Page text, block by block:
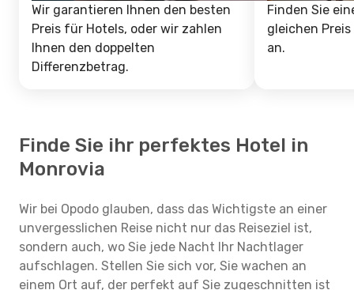
Wir garantieren Ihnen den besten
Preis für Hotels, oder wir zahlen
Ihnen den doppelten
Differenzbetrag.
Finden Sie
gleichen
an.
Finde Sie ihr perfektes Hotel in
Monrovia
Wir bei Opodo glauben, dass das Wichtigste an einer
unvergesslichen Reise nicht nur das Reiseziel ist,
sondern auch, wo Sie jede Nacht Ihr Nachtlager
aufschlagen. Stellen Sie sich vor, Sie wachen an
einem Ort auf, der perfekt auf Sie zugeschnitten ist